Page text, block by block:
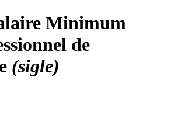
Minimum
de
(sigle)